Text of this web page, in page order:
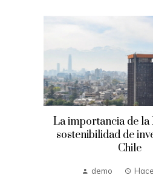
La importancia de la
sostenibilidad de
Chile
demo